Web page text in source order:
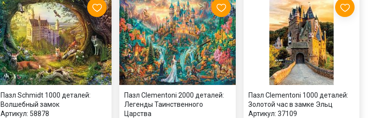
Пазл Schmidt 1000 деталей:
Волшебный замок
Артикул: 58878
Пазл Clementoni 2000 деталей:
Легенды Таинственного
Царства
Пазл Clementoni 1000 деталей:
Золотой час в замке Эльц
Артикул: 37109